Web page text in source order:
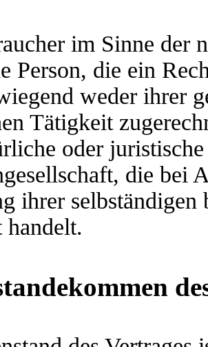
im Sinne der
Person, die ein
weder ihrer
Tätigkeit
oder
die bei
ihrer